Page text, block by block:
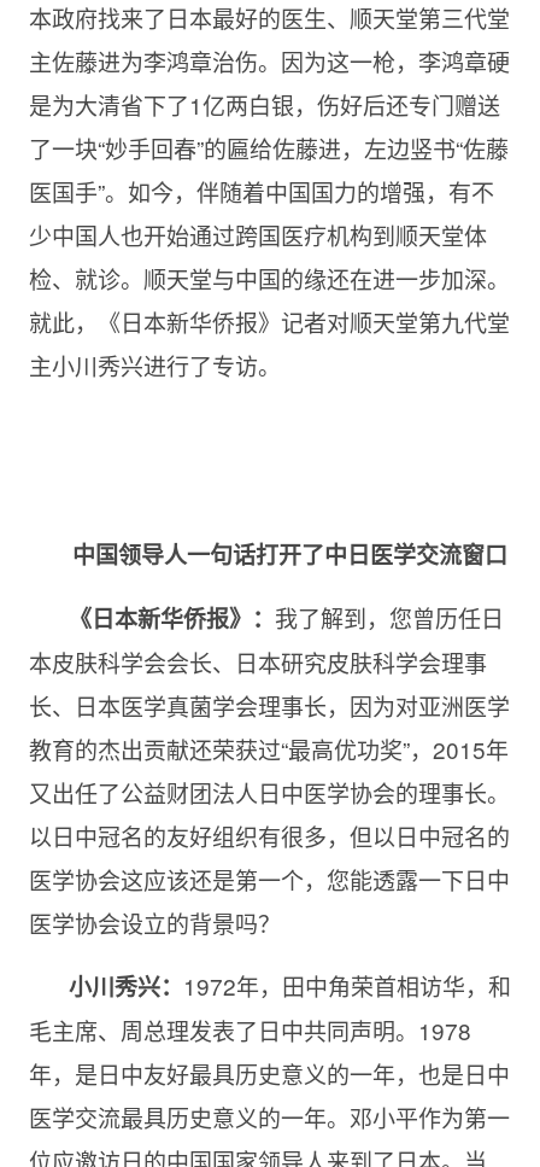
本政府找来了日本最好的医生、顺天堂第三代堂
主佐藤进为李鸿章治伤。因为这一枪，李鸿章硬
是为大清省下了1亿两白银，伤好后还专门赠送
了一块“妙手回春”的匾给佐藤进，左边竖书“佐藤
医国手”。如今，伴随着中国国力的增强，有不
少中国人也开始通过跨国医疗机构到顺天堂体
检、就诊。顺天堂与中国的缘还在进一步加深。
就此，《日本新华侨报》记者对顺天堂第九代堂
主小川秀兴进行了专访。
中国领导人一句话打开了中日医学交流窗口
《日本新华侨报》： 我了解到，您曾历任日
本皮肤科学会会长、日本研究皮肤科学会理事
长、日本医学真菌学会理事长，因为对亚洲医学
教育的杰出贡献还荣获过“最高优功奖”， 2015年
又出任了公益财团法人日中医学协会的理事长。
以日中冠名的友好组织有很多，但以日中冠名的
医学协会这应该还是第一个，您能透露一下日中
医学协会设立的背景吗？
小川秀兴： 1972年，田中角荣首相访华，和
毛主席、周总理发表了日中共同声明。 1978
年，是日中友好最具历史意义的一年，也是日中
医学交流最具历史意义的一年。邓小平作为第一
位应邀访日的中国国家领导人来到了日本。当